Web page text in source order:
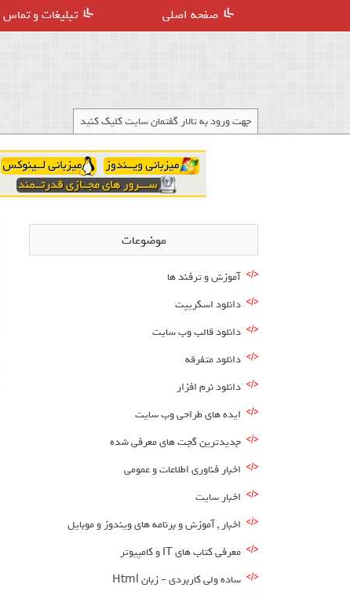
صفحه اصلی تبلیغات و تماس
جهت ورود به تالار گفتمان سایت کلیک کنید
موضوعات
آموزش و ترفند ها
دانلود اسکریپت
دانلود قالب وب سایت
دانلود متفرقه
دانلود نرم افزار
ایده های طراحی وب سایت
جدیدترین گجت های معرفی شده
اخبار فناوری اطلاعات و عمومی
اخبار سایت
اخبار , آموزش و برنامه های ویندوز و موبایل
معرفی کتاب های IT و کامپیوتر
ساده ولی کاربردی – زبان Html